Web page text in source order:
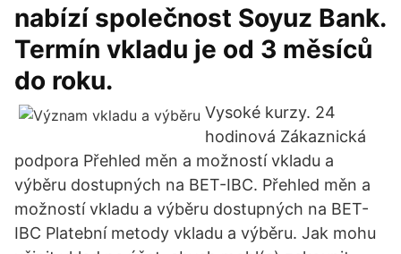
nabízí společnost Soyuz Bank.
Termín vkladu je od 3 měsíců
do roku.
Vysoké kurzy. 24
hodinová Zákaznická
podpora Přehled měn a možností vkladu a
výběru dostupných na BET-IBC. Přehled měn a
možností vkladu a výběru dostupných na BET-
IBC Platební metody vkladu a výběru. Jak mohu